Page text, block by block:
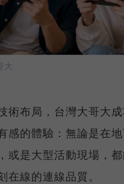
大
術布局，台灣大哥大
感的體驗：無論是在地
或是大型活動現場，都
在線的連線品質。